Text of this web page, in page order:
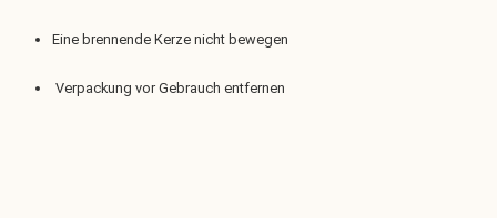
Eine brennende Kerze nicht bewegen
Verpackung vor Gebrauch entfernen